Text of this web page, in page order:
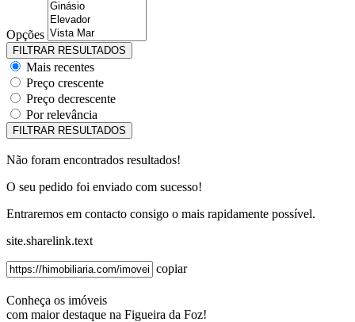
Opções
Mais recentes
Preço crescente
Preço decrescente
Por relevância
Não foram encontrados resultados!
O seu pedido foi enviado com sucesso!
Entraremos em contacto consigo o mais rapidamente possível.
site.sharelink.text
copiar
Conheça os imóveis
com maior destaque na Figueira da Foz!